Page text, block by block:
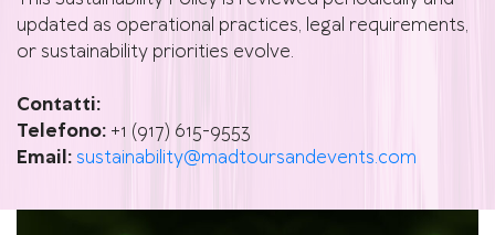
updated as operational practices, legal requirements,
or sustainability priorities evolve.
Contatti:
Telefono: +1 (917) 615-9553
Email: sustainability@madtoursandevents.com